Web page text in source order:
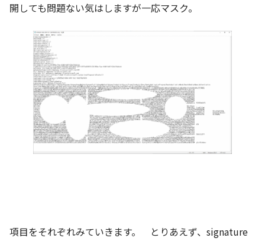
開しても問題ない気はしますが一応マスク。
項目をそれぞれみていきます。 とりあえず、signature